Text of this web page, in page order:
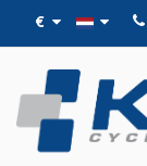
€